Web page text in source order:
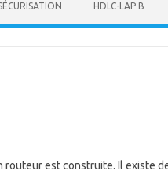
HDLC-LAP B
est construite. Il existe